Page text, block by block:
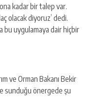
kadar bir talep var.
olacak diyoruz’ dedi.
bu uygulamaya dair hiçbir
ve Orman Bakanı Bekir
sunduğu önergede şu